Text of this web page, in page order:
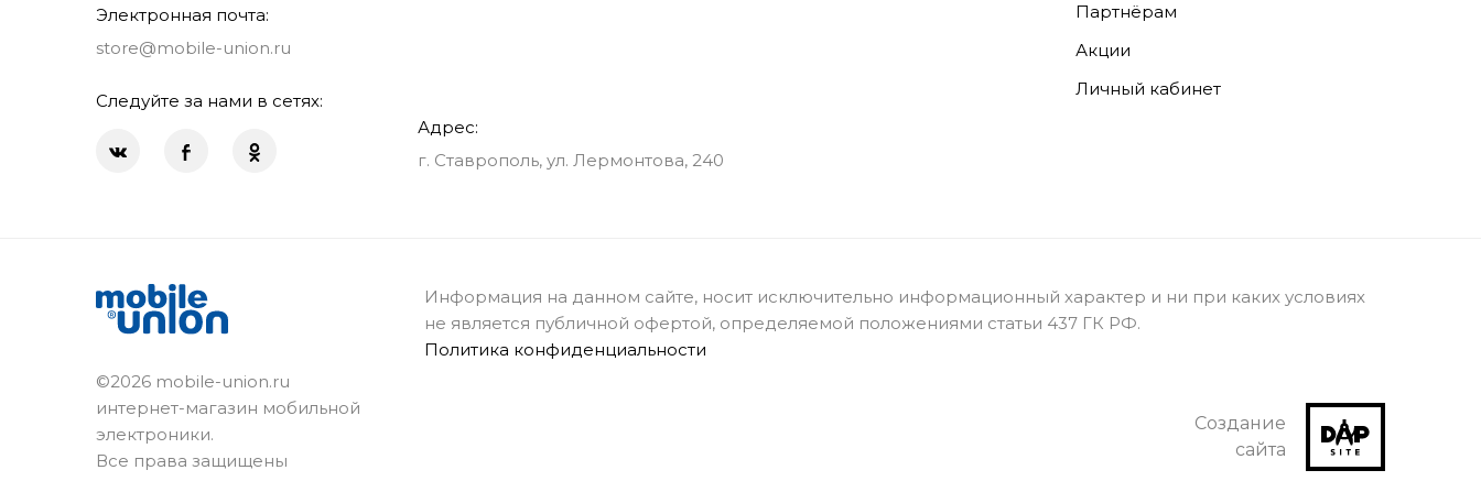
Электронная почта:
store@mobile-union.ru
Следуйте за нами в сетях:
Адрес:
г. Ставрополь, ул. Лермонтова, 240
Партнёрам
Акции
Личный кабинет
©2026 mobile-union.ru
интернет-магазин мобильной
электроники.
Все права защищены
Информация на данном сайте, носит исключительно информационный характер и ни при каких условиях
не является публичной офертой, определяемой положениями статьи 437 ГК РФ.
Политика конфиденциальности
Создание
сайта